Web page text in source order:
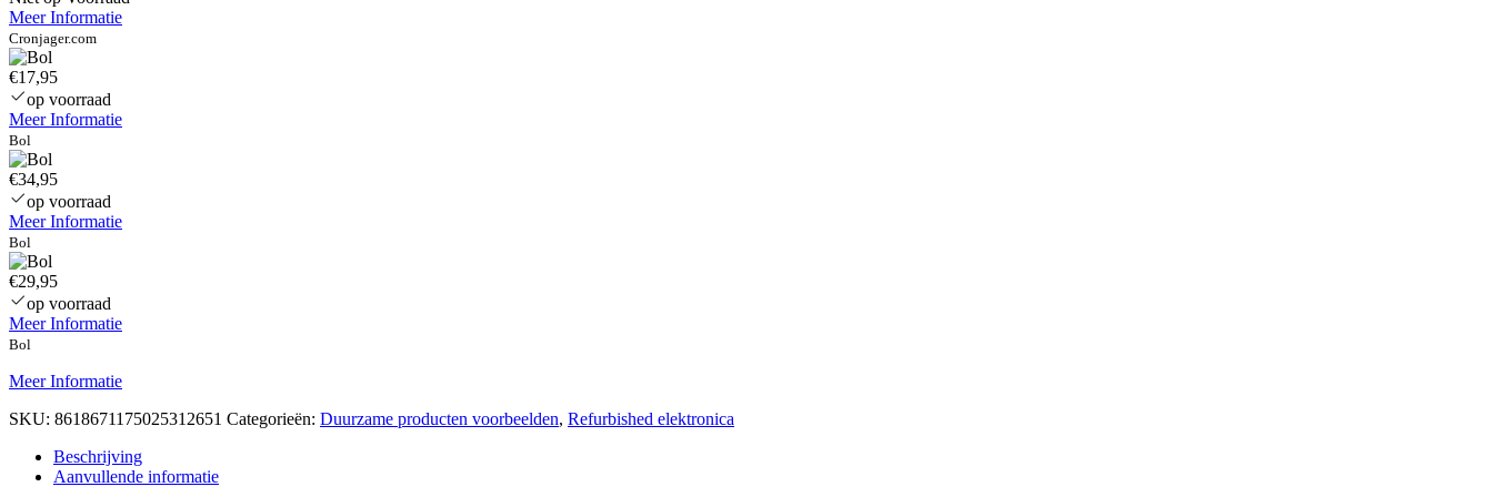
Meer Informatie
Cronjager.com
€17,95
op voorraad
Meer Informatie
Bol
€34,95
op voorraad
Meer Informatie
Bol
€29,95
op voorraad
Meer Informatie
Bol
Meer Informatie
SKU: 8618671175025312651 Categorieën: Duurzame producten voorbeelden, Refurbished elektronica
Beschrijving
Aanvullende informatie